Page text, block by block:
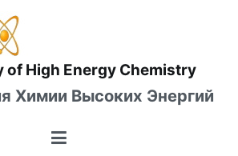
of High Energy Chemistry
Химии Высоких Энергий